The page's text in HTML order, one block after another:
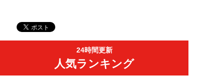
24時間更新
人気ランキング